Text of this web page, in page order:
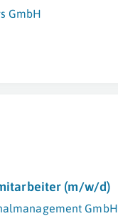
GmbH
(m/w/d)
GmbH